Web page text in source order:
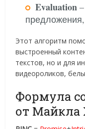
Evaluation
Этот алгоритм
выстроенный
текстов, но и для
видеороликов,
Формула
от Майкла